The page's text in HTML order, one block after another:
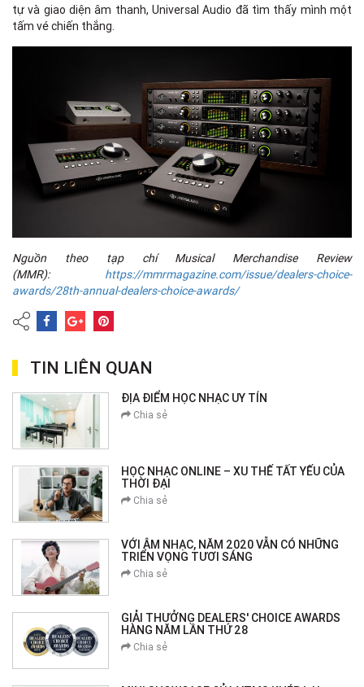
tự và giao diện âm thanh, Universal Audio đã tìm thấy mình một
tấm vé chiến thắng.
Nguồn theo tạp chí Musical Merchandise Review
(MMR): https://mmrmagazine.com/issue/dealers-choice-
awards/28th-annual-dealers-choice-awards/
TIN LIÊN QUAN
ĐỊA ĐIỂM HỌC NHẠC UY TÍN
Chia sẻ
HỌC NHẠC ONLINE – XU THẾ TẤT YẾU CỦA
THỜI ĐẠI
Chia sẻ
VỚI ÂM NHẠC, NĂM 2020 VẪN CÓ NHỮNG
TRIỂN VỌNG TƯƠI SÁNG
Chia sẻ
GIẢI THƯỞNG DEALERS' CHOICE AWARDS
HÀNG NĂM LẦN THỨ 28
Chia sẻ